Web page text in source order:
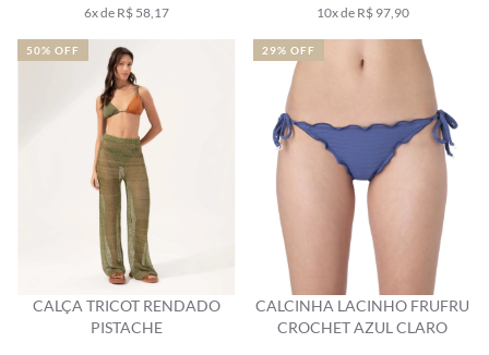
6x de R$ 58,17
10x de R$ 97,90
CALÇA TRICOT RENDADO
PISTACHE
50% OFF
CALCINHA LACINHO FRUFRU
CROCHET AZUL CLARO
29% OFF